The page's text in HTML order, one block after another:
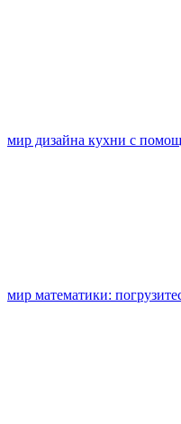
мир дизайна кухни с
мир математики: